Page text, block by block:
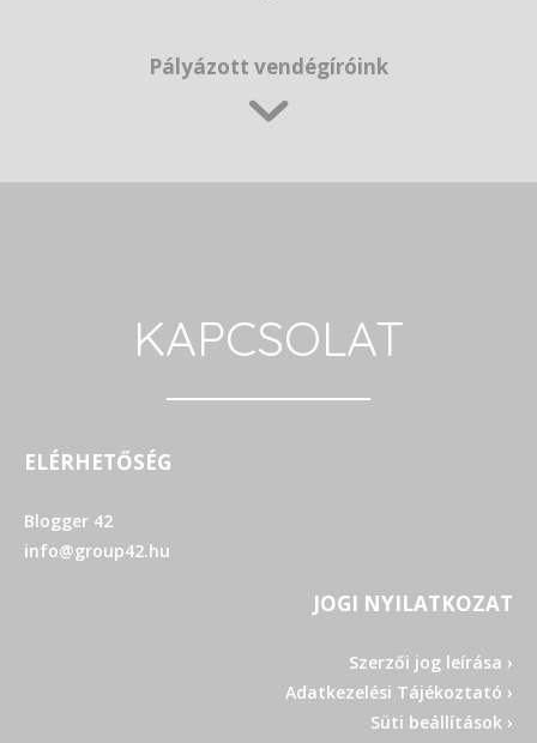
Pályázott vendégíróink
KAPCSOLAT
ELÉRHETŐSÉG
Blogger 42
info@group42.hu
JOGI NYILATKOZAT
Szerzői jog leírása ›
Adatkezelési Tájékoztató ›
Süti beállítások ›